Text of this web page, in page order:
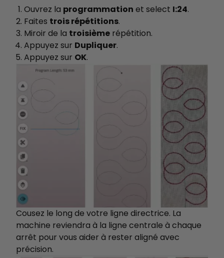
Ouvrez la programmation et select I:24.
Faites trois répétitions.
Miroir de la troisième répétition.
Appuyez sur Dupliquer.
Appuyez sur OK.
Cousez le long de votre ligne directrice. La
machine reviendra à la ligne centrale à chaque
arrêt pour vous aider à rester aligné avec
précision.